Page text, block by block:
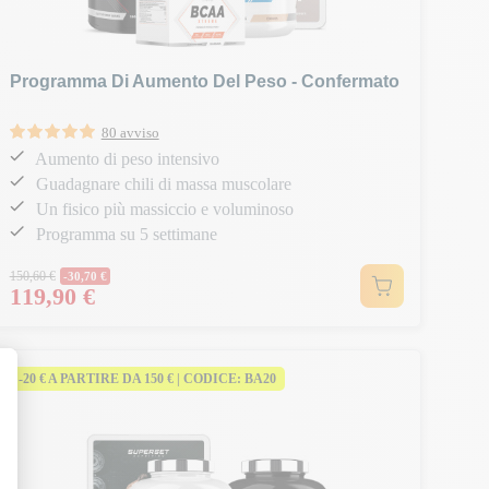
Programma Di Aumento Del Peso - Confermato
80 avviso
Aumento di peso intensivo
Guadagnare chili di massa muscolare
Un fisico più massiccio e voluminoso
Programma su 5 settimane
Prezzo normale
150,60 € -30,70 €
Prezzo
119,90 €
-20 € A PARTIRE DA 150 € | CODICE: BA20